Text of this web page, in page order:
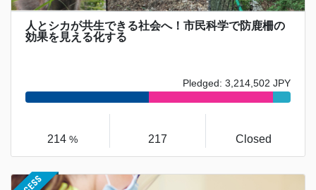
人とシカが共生できる社会へ！市民科学で防鹿柵の
効果を見える化する
Pledged: 3,214,502 JPY
214 % 217 Closed